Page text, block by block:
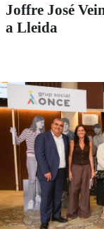
Joffre José
a Lleida